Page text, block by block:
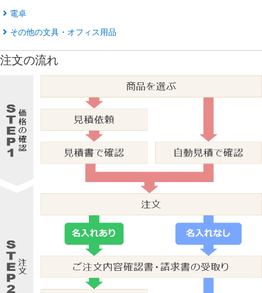
電卓
その他の文具・オフィス用品
注文の流れ